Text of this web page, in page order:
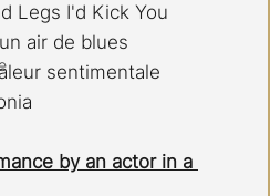
Legs I'd Kick You
air de blues
sentimentale
by an actor in a